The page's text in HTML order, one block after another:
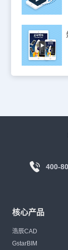
400-
核心产品
浩辰CAD
GstarBIM